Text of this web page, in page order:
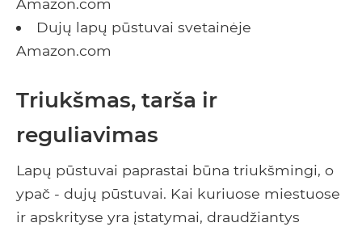
Amazon.com
Dujų lapų pūstuvai svetainėje
Amazon.com
Triukšmas, tarša ir
reguliavimas
Lapų pūstuvai paprastai būna triukšmingi, o
ypač - dujų pūstuvai. Kai kuriuose miestuose
ir apskrityse yra įstatymai, draudžiantys